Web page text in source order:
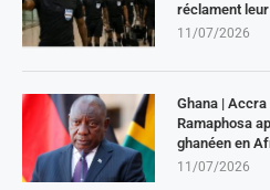
réclament
11/07/2026
Ghana | Accra
Ramaphosa
ghanéen en
11/07/2026